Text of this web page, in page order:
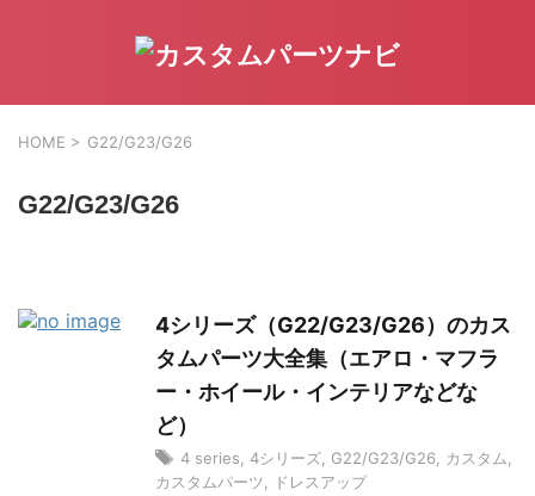
HOME > G22/G23/G26
G22/G23/G26
4シリーズ（G22/G23/G26）のカス
タムパーツ大全集（エアロ・マフラ
ー・ホイール・インテリアなどな
ど）
4 series 4シリーズ G22/G23/G26 カスタム
カスタムパーツ
ドレスアップ